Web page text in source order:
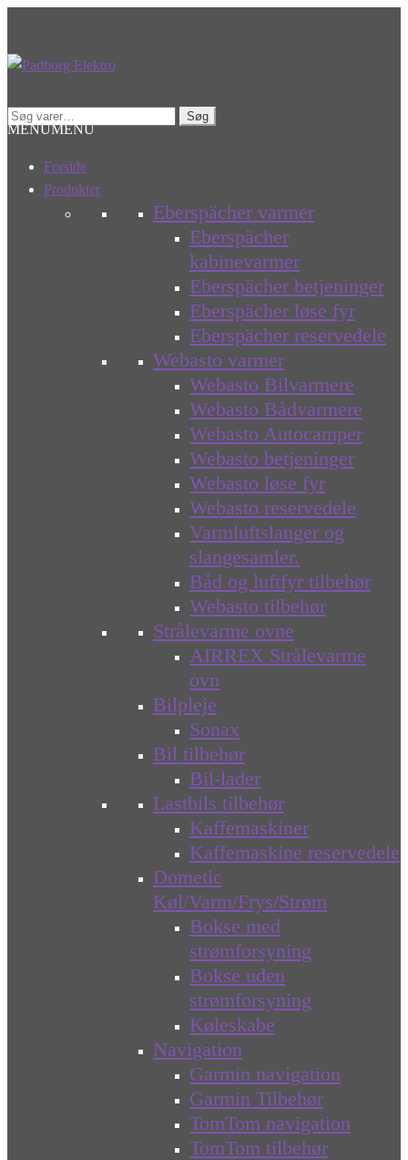
Spring
Spring
Søg
efter:
Søg
MENUMENU
Forside
Produkter
Eberspächer varmer
Eberspächer
kabinevarmer
Eberspächer betjeninger
Eberspächer løse fyr
Eberspächer reservedele
Webasto varmer
Webasto Bilvarmere
Webasto Bådvarmere
Webasto Autocamper
Webasto betjeninger
Webasto løse fyr
Webasto reservedele
Varmluftslanger og
slangesamler.
Båd og luftfyr tilbehør
Webasto tilbehør
Strålevarme ovne
AIRREX Strålevarme
ovn
Bilpleje
Sonax
Bil tilbehør
Bil-lader
Lastbils tilbehør
Kaffemaskiner
Kaffemaskine reservedele
Dometic
Køl/Varm/Frys/Strøm
Bokse med
strømforsyning
Bokse uden
strømforsyning
Køleskabe
Navigation
Garmin navigation
Garmin Tilbehør
TomTom navigation
TomTom tilbehør